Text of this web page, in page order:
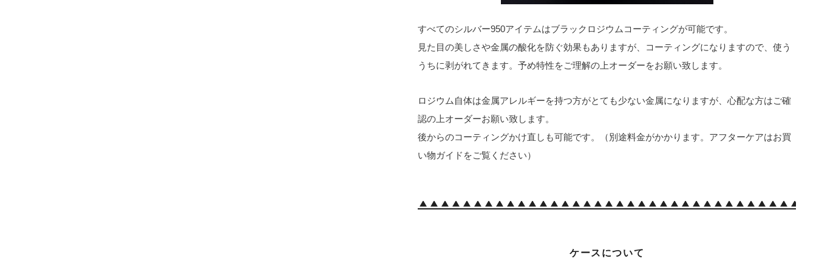
すべてのシルバー950アイテムはブラックロジウムコーティングが可能です。
見た目の美しさや金属の酸化を防ぐ効果もありますが、コーティングになりますので、使う
うちに剥がれてきます。予め特性をご理解の上オーダーをお願い致します。
ロジウム自体は金属アレルギーを持つ方がとても少ない金属になりますが、心配な方はご確
認の上オーダーお願い致します。
後からのコーティングかけ直しも可能です。（別途料金がかかります。アフターケアはお買
い物ガイドをご覧ください）
ケースについて